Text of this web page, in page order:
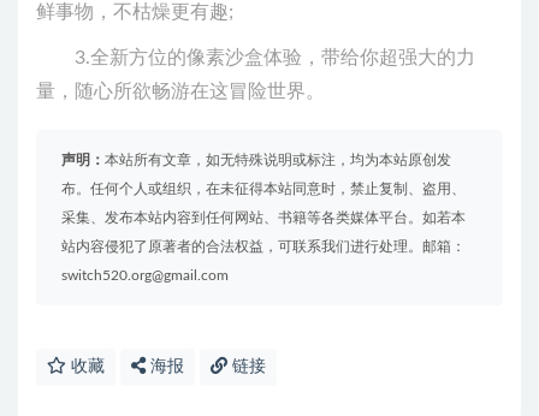
鲜事物，不枯燥更有趣;
3.全新方位的像素沙盒体验，带给你超强大的力
量，随心所欲畅游在这冒险世界。
声明： 本站所有文章，如无特殊说明或标注，均为本站原创发
布。任何个人或组织，在未征得本站同意时，禁止复制、盗用、
采集、发布本站内容到任何网站、书籍等各类媒体平台。如若本
站内容侵犯了原著者的合法权益，可联系我们进行处理。邮箱：
switch520.org@gmail.com
收藏 海报 链接